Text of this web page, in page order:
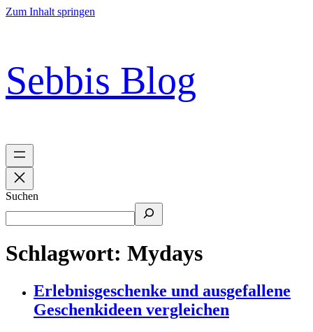
Zum Inhalt springen
Sebbis Blog
Suchen
Schlagwort: Mydays
Erlebnisgeschenke und ausgefallene
Geschenkideen vergleichen